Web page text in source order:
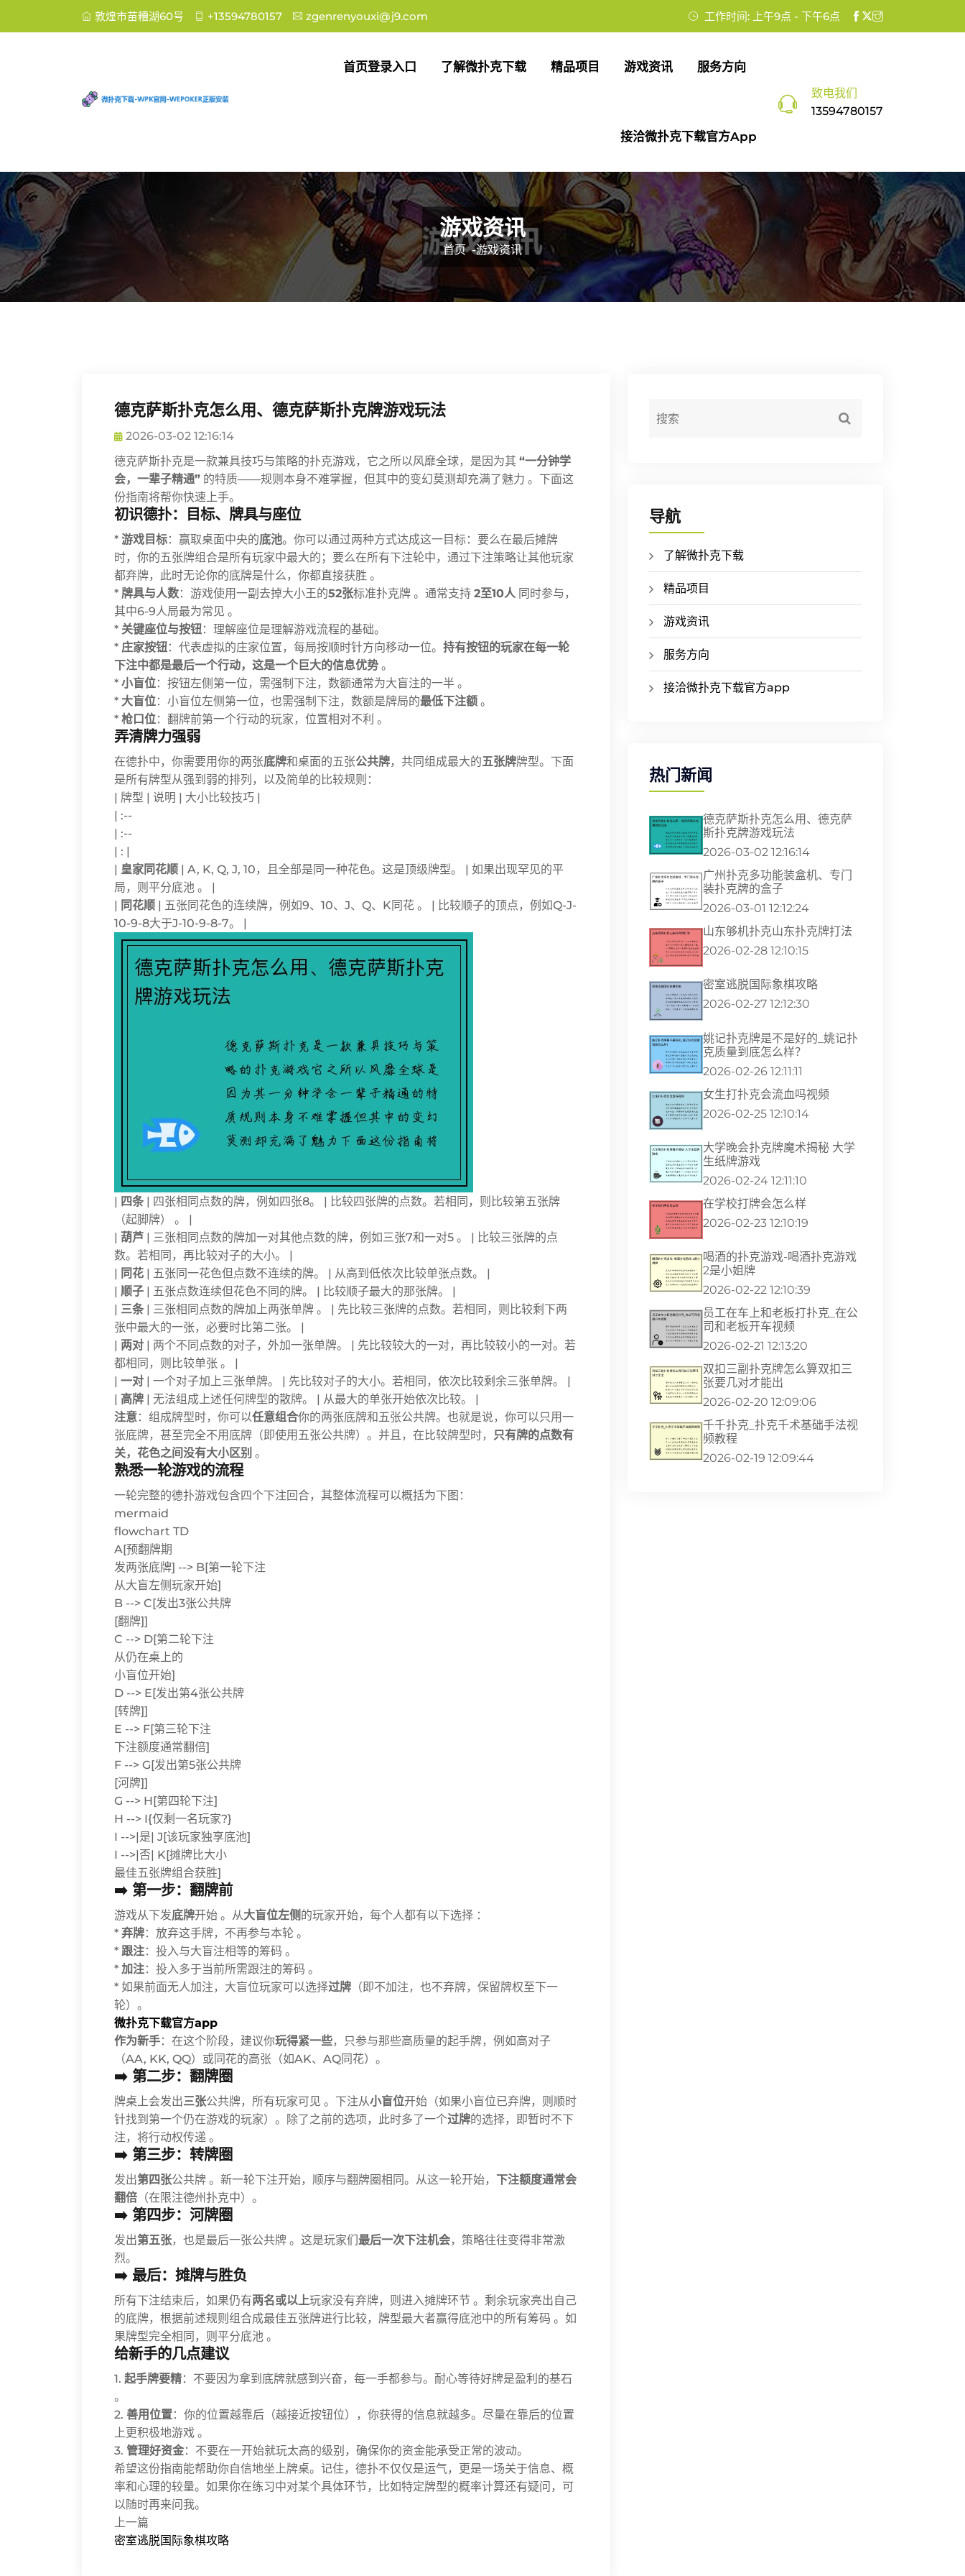
敦煌市苗糟湖60号 +13594780157 zgenrenyouxi@j9.com 工作时间: 上午9点 - 下午6点
首页登录入口 了解微扑克下载 精品项目 游戏资讯 服务方向
接洽微扑克下载官方app
致电我们
13594780157
游戏资讯
首页 -游戏资讯
德克萨斯扑克怎么用、德克萨斯扑克牌游戏玩法
2026-03-02 12:16:14
德克萨斯扑克是一款兼具技巧与策略的扑克游戏，它之所以风靡全球，是因为其 “一分钟学
会，一辈子精通” 的特质——规则本身不难掌握，但其中的变幻莫测却充满了魅力 。下面这
份指南将帮你快速上手。
初识德扑：目标、牌具与座位
* 游戏目标：赢取桌面中央的底池。你可以通过两种方式达成这一目标：要么在最后摊牌
时，你的五张牌组合是所有玩家中最大的；要么在所有下注轮中，通过下注策略让其他玩家
都弃牌，此时无论你的底牌是什么，你都直接获胜 。
* 牌具与人数：游戏使用一副去掉大小王的52张标准扑克牌 。通常支持 2至10人 同时参与，
其中6-9人局最为常见 。
* 关键座位与按钮：理解座位是理解游戏流程的基础。
* 庄家按钮：代表虚拟的庄家位置，每局按顺时针方向移动一位。 持有按钮的玩家在每一轮
下注中都是最后一个行动，这是一个巨大的信息优势 。
* 小盲位：按钮左侧第一位，需强制下注，数额通常为大盲注的一半 。
* 大盲位：小盲位左侧第一位，也需强制下注，数额是牌局的最低下注额 。
* 枪口位：翻牌前第一个行动的玩家，位置相对不利 。
弄清牌力强弱
在德扑中，你需要用你的两张底牌和桌面的五张公共牌，共同组成最大的五张牌牌型。下面
是所有牌型从强到弱的排列，以及简单的比较规则：
| 牌型 | 说明 | 大小比较技巧 |
| :--
| :--
| : |
| 皇家同花顺 | A, K, Q, J, 10，且全部是同一种花色。这是顶级牌型。 | 如果出现罕见的平
局，则平分底池 。 |
| 同花顺 | 五张同花色的连续牌，例如9、10、J、Q、K同花 。 | 比较顺子的顶点，例如Q-J-
10-9-8大于J-10-9-8-7。 |
| 四条 | 四张相同点数的牌，例如四张8。 | 比较四张牌的点数。若相同，则比较第五张牌
（起脚牌） 。 |
| 葫芦 | 三张相同点数的牌加一对其他点数的牌，例如三张7和一对5 。 | 比较三张牌的点
数。若相同，再比较对子的大小。 |
| 同花 | 五张同一花色但点数不连续的牌。 | 从高到低依次比较单张点数。 |
| 顺子 | 五张点数连续但花色不同的牌。 | 比较顺子最大的那张牌。 |
| 三条 | 三张相同点数的牌加上两张单牌 。 | 先比较三张牌的点数。若相同，则比较剩下两
张中最大的一张，必要时比第二张。 |
| 两对 | 两个不同点数的对子，外加一张单牌。 | 先比较较大的一对，再比较较小的一对。若
都相同，则比较单张 。 |
| 一对 | 一个对子加上三张单牌。 | 先比较对子的大小。若相同，依次比较剩余三张单牌。 |
| 高牌 | 无法组成上述任何牌型的散牌。 | 从最大的单张开始依次比较。 |
注意：组成牌型时，你可以任意组合你的两张底牌和五张公共牌。也就是说，你可以只用一
张底牌，甚至完全不用底牌（即使用五张公共牌）。并且，在比较牌型时， 只有牌的点数有
关，花色之间没有大小区别 。
熟悉一轮游戏的流程
一轮完整的德扑游戏包含四个下注回合，其整体流程可以概括为下图：
mermaid
flowchart TD
A[预翻牌期
发两张底牌] --> B[第一轮下注
从大盲左侧玩家开始]
B --> C[发出3张公共牌
[翻牌]]
C --> D[第二轮下注
从仍在桌上的
小盲位开始]
D --> E[发出第4张公共牌
[转牌]]
E --> F[第三轮下注
下注额度通常翻倍]
F --> G[发出第5张公共牌
[河牌]]
G --> H[第四轮下注]
H --> I{仅剩一名玩家?}
I -->|是| J[该玩家独享底池]
I -->|否| K[摊牌比大小
最佳五张牌组合获胜]
➡️ 第一步：翻牌前
游戏从下发底牌开始 。从大盲位左侧 的玩家开始，每个人都有以下选择 ：
* 弃牌：放弃这手牌，不再参与本轮 。
* 跟注：投入与大盲注相等的筹码 。
* 加注：投入多于当前所需跟注的筹码 。
* 如果前面无人加注，大盲位玩家可以选择过牌 （即不加注，也不弃牌，保留牌权至下一
轮）。
微扑克下载官方app
作为新手：在这个阶段，建议你玩得紧一些，只参与那些高质量的起手牌，例如高对子
（AA, KK, QQ）或同花的高张（如AK、AQ同花）。
➡️ 第二步：翻牌圈
牌桌上会发出三张公共牌，所有玩家可见 。下注从小盲位开始（如果小盲位已弃牌，则顺时
针找到第一个仍在游戏的玩家）。除了之前的选项，此时多了一个过牌的选择，即暂时不下
注，将行动权传递 。
➡️ 第三步：转牌圈
发出第四张公共牌 。新一轮下注开始，顺序与翻牌圈相同。从这一轮开始， 下注额度通常会
翻倍 （在限注德州扑克中）。
➡️ 第四步：河牌圈
发出第五张，也是最后一张公共牌 。这是玩家们最后一次下注机会，策略往往变得非常激
烈。
➡️ 最后：摊牌与胜负
所有下注结束后，如果仍有两名或以上玩家没有弃牌，则进入摊牌环节 。剩余玩家亮出自己
的底牌，根据前述规则组合成最佳五张牌进行比较，牌型最大者赢得底池中的所有筹码 。如
果牌型完全相同，则平分底池 。
给新手的几点建议
1. 起手牌要精：不要因为拿到底牌就感到兴奋，每一手都参与。耐心等待好牌是盈利的基石
。
2. 善用位置：你的位置越靠后（越接近按钮位），你获得的信息就越多。尽量在靠后的位置
上更积极地游戏 。
3. 管理好资金：不要在一开始就玩太高的级别，确保你的资金能承受正常的波动。
希望这份指南能帮助你自信地坐上牌桌。记住，德扑不仅仅是运气，更是一场关于信息、概
率和心理的较量。如果你在练习中对某个具体环节，比如特定牌型的概率计算还有疑问，可
以随时再来问我。
上一篇
密室逃脱国际象棋攻略
导航
了解微扑克下载
精品项目
游戏资讯
服务方向
接洽微扑克下载官方app
热门新闻
德克萨斯扑克怎么用、德克萨
斯扑克牌游戏玩法
2026-03-02 12:16:14
广州扑克多功能装盒机、专门
装扑克牌的盒子
2026-03-01 12:12:24
山东够机扑克山东扑克牌打法
2026-02-28 12:10:15
密室逃脱国际象棋攻略
2026-02-27 12:12:30
姚记扑克牌是不是好的_姚记扑
克质量到底怎么样？
2026-02-26 12:11:11
女生打扑克会流血吗视频
2026-02-25 12:10:14
大学晚会扑克牌魔术揭秘 大学
生纸牌游戏
2026-02-24 12:11:10
在学校打牌会怎么样
2026-02-23 12:10:19
喝酒的扑克游戏-喝酒扑克游戏
2是小姐牌
2026-02-22 12:10:39
员工在车上和老板打扑克_在公
司和老板开车视频
2026-02-21 12:13:20
双扣三副扑克牌怎么算双扣三
张要几对才能出
2026-02-20 12:09:06
千千扑克_扑克千术基础手法视
频教程
2026-02-19 12:09:44